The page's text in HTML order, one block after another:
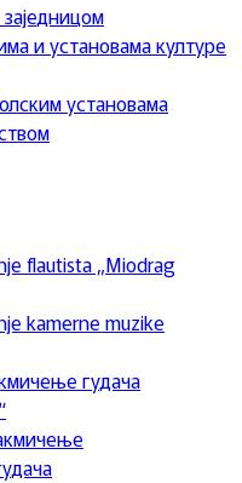
и установама културе
установама
flautista „Miodrag
kamerne muzike
гудача